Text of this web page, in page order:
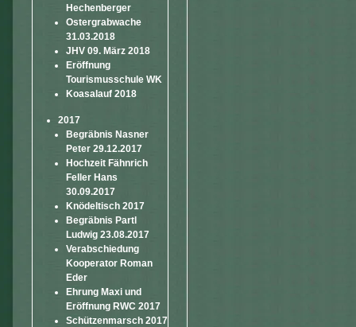
Hechenberger
Ostergrabwache
31.03.2018
JHV 09. März 2018
Eröffnung
Tourismusschule WK
Koasalauf 2018
2017
Begräbnis Nasner
Peter 29.12.2017
Hochzeit Fähnrich
Feller Hans
30.09.2017
Knödeltisch 2017
Begräbnis Partl
Ludwig 23.08.2017
Verabschiedung
Kooperator Roman
Eder
Ehrung Maxi und
Eröffnung RWC 2017
Schützenmarsch 2017